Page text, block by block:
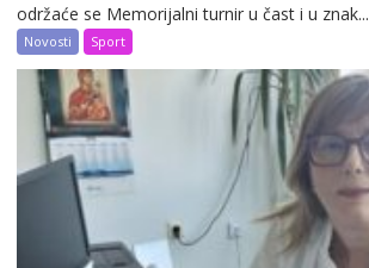
održaće se Memorijalni turnir u čast i u znak...
Novosti Sport